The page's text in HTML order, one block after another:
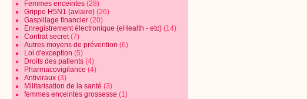
Femmes enceintes (28)
Grippe H5N1 (aviaire) (26)
Gaspillage financier (20)
Enregistrement électronique (eHealth - etc) (14)
Contrat secret(7)
Autres moyens de prévention (6)
Loi d'exception (5)
Droits des patients (4)
Pharmacovigilance (4)
Antiviraux (3)
Militarisation de la santé (3)
femmes enceintes grossesse (1)